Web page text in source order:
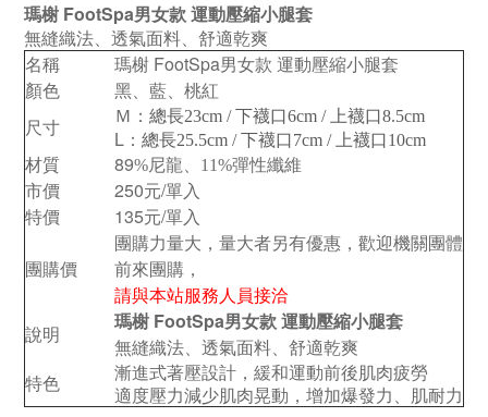
瑪榭 FootSpa男女款 運動壓縮小腿套
無縫織法、透氣面料、舒適乾爽
名稱
瑪榭 FootSpa男女款 運動壓縮小腿套
顏色
黑、藍、桃紅
尺寸
Ｍ： 總長23cm / 下襪口6cm / 上襪口8.5cm
L： 總長25.5cm / 下襪口7cm / 上襪口10cm
材質 89%尼龍 11%彈性纖維
市價
250元/單入
特價
135元/單入
團購價
團購力量大，量大者另有優惠，歡迎機關團體
前來團購，
請與本站服務人員接洽
說明
瑪榭 FootSpa男女款 運動壓縮小腿套
無縫織法、透氣面料、舒適乾爽
特色
漸進式著壓設計，緩和運動前後肌肉疲勞
適度壓力減少肌肉晃動，增加爆發力、肌耐力